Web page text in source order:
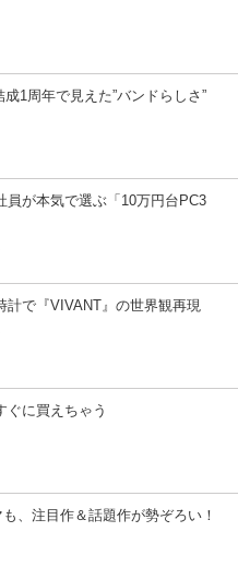
1周年で見えた”バンドらしさ”
員が本気で選ぶ「10万円台PC3
計で『VIVANT』の世界観再現
ぐに買えちゃう
、注目作＆話題作が勢ぞろい！